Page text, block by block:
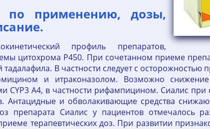
по применению, дозы,
профиль препаратов,
цитохрома Р450. При сочетанном приеме
В частности следует с осторожностью
и итраконазолом. Возможно
CYP3 A4, в частности рифампицином. Сиалис
Антацидные и обволакивающие средства
Сиалис у пациентов отмечалось
терапевтических доз. При развитии